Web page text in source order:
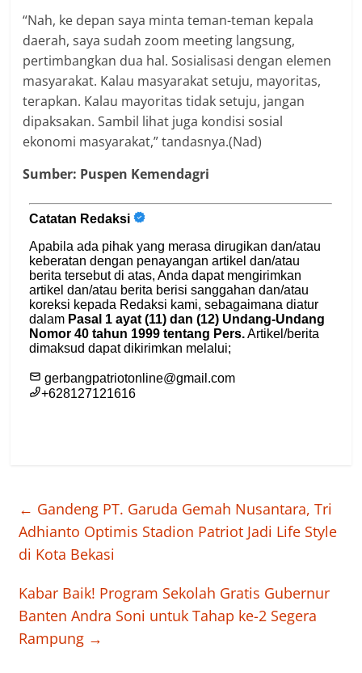
“Nah, ke depan saya minta teman-teman kepala
daerah, saya sudah zoom meeting langsung,
pertimbangkan dua hal. Sosialisasi dengan elemen
masyarakat. Kalau masyarakat setuju, mayoritas,
terapkan. Kalau mayoritas tidak setuju, jangan
dipaksakan. Sambil lihat juga kondisi sosial
ekonomi masyarakat,” tandasnya.(Nad)
Sumber: Puspen Kemendagri
← Gandeng PT. Garuda Gemah Nusantara, Tri
Adhianto Optimis Stadion Patriot Jadi Life Style
di Kota Bekasi
Kabar Baik! Program Sekolah Gratis Gubernur
Banten Andra Soni untuk Tahap ke-2 Segera
Rampung →